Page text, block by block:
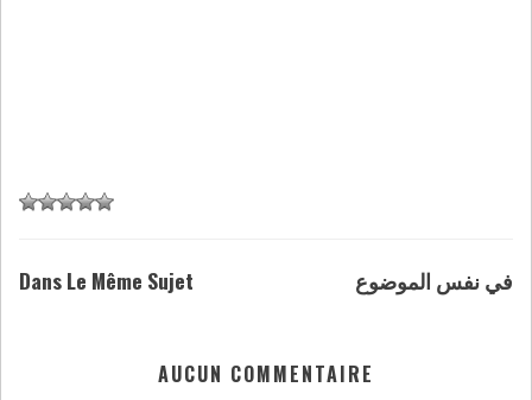
Dans Le Même Sujet في نفس الموضوع
AUCUN COMMENTAIRE